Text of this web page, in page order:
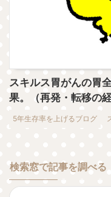
スキルス胃がんの胃
果。（再発・転移の経
5年生存率を上げるブログ
検索窓で記事を調べる